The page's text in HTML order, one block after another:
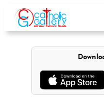
content